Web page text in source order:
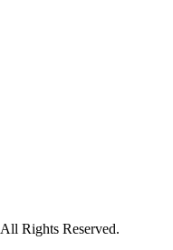
All Rights Reserved.